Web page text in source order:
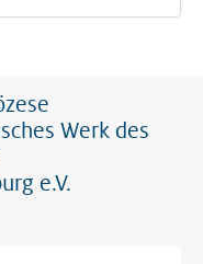
Werk des
e.V.